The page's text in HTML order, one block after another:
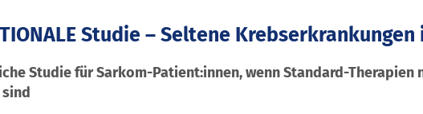
Studie – Seltene Krebserkrankungen
Studie für Sarkom-Patient:innen, wenn Standard-